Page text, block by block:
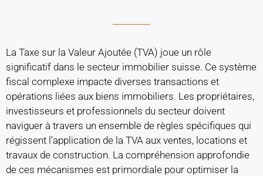
La Taxe sur la Valeur Ajoutée (TVA) joue un rôle
significatif dans le secteur immobilier suisse. Ce système
fiscal complexe impacte diverses transactions et
opérations liées aux biens immobiliers. Les propriétaires,
investisseurs et professionnels du secteur doivent
naviguer à travers un ensemble de règles spécifiques qui
régissent l’application de la TVA aux ventes, locations et
travaux de construction. La compréhension approfondie
de ces mécanismes est primordiale pour optimiser la